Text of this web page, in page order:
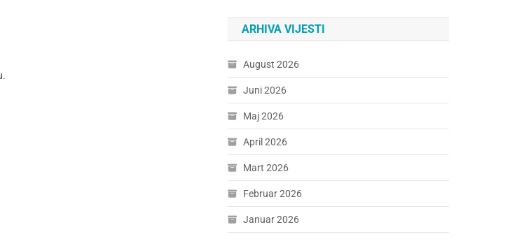
ARHIVA VIJESTI
August 2026
Juni 2026
Maj 2026
April 2026
Mart 2026
Februar 2026
Januar 2026